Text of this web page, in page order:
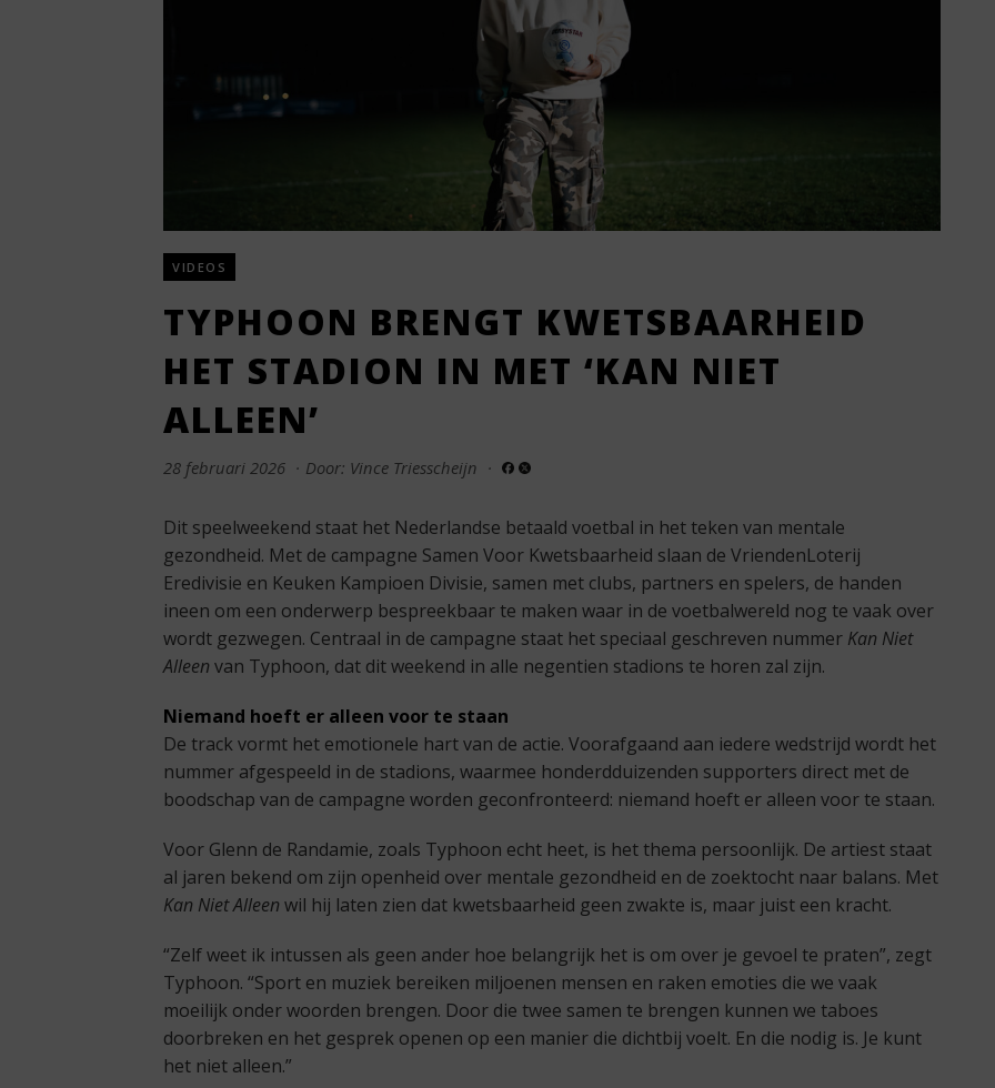
VIDEOS
TYPHOON BRENGT KWETSBAARHEID
HET STADION IN MET ‘KAN NIET
ALLEEN’
28 februari 2026 · Door: Vince Triesscheijn ·
Dit speelweekend staat het Nederlandse betaald voetbal in het teken van mentale
gezondheid. Met de campagne Samen Voor Kwetsbaarheid slaan de VriendenLoterij
Eredivisie en Keuken Kampioen Divisie, samen met clubs, partners en spelers, de handen
ineen om een onderwerp bespreekbaar te maken waar in de voetbalwereld nog te vaak over
wordt gezwegen. Centraal in de campagne staat het speciaal geschreven nummer Kan Niet
Alleen van Typhoon, dat dit weekend in alle negentien stadions te horen zal zijn.
Niemand hoeft er alleen voor te staan
De track vormt het emotionele hart van de actie. Voorafgaand aan iedere wedstrijd wordt het
nummer afgespeeld in de stadions, waarmee honderdduizenden supporters direct met de
boodschap van de campagne worden geconfronteerd: niemand hoeft er alleen voor te staan.
Voor Glenn de Randamie, zoals Typhoon echt heet, is het thema persoonlijk. De artiest staat
al jaren bekend om zijn openheid over mentale gezondheid en de zoektocht naar balans. Met
Kan Niet Alleen wil hij laten zien dat kwetsbaarheid geen zwakte is, maar juist een kracht.
“Zelf weet ik intussen als geen ander hoe belangrijk het is om over je gevoel te praten”, zegt
Typhoon. “Sport en muziek bereiken miljoenen mensen en raken emoties die we vaak
moeilijk onder woorden brengen. Door die twee samen te brengen kunnen we taboes
doorbreken en het gesprek openen op een manier die dichtbij voelt. En die nodig is. Je kunt
het niet alleen.”